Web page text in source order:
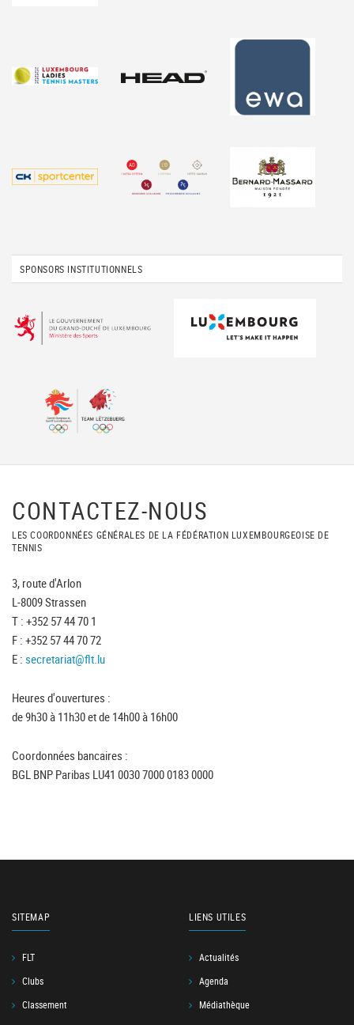
SPONSORS INSTITUTIONNELS
CONTACTEZ-NOUS
LES COORDONNÉES GÉNÉRALES DE LA FÉDÉRATION LUXEMBOURGEOISE DE
TENNIS
3, route d'Arlon
L-8009 Strassen
T : +352 57 44 70 1
F : +352 57 44 70 72
E : secretariat@flt.lu
Heures d'ouvertures :
de 9h30 à 11h30 et de 14h00 à 16h00
Coordonnées bancaires :
BGL BNP Paribas LU41 0030 7000 0183 0000
SITEMAP
FLT
Clubs
Classement
LIENS UTILES
Actualités
Agenda
Médiathèque